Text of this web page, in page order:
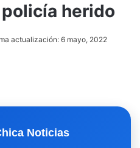
herido
actualización: 6 mayo, 2022
Noticias